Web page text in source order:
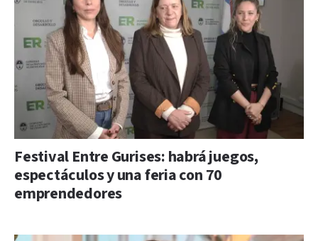
Festival Entre Gurises: habrá juegos,
espectáculos y una feria con 70
emprendedores